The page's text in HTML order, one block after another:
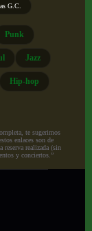
G.C.
Punk
Jazz
Hip-hop
te sugerimos
enlaces son de
reserva realizada (sin
y conciertos.”